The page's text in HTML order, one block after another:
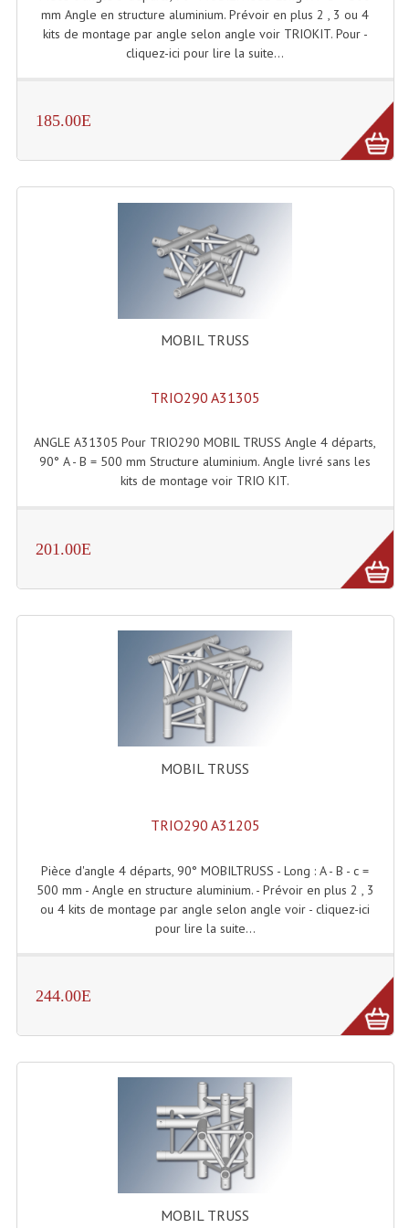
Projecteurs Poursuite
Projecteurs Théatre: Plan Convexe Fresnel
Câblage Electrique
Câble Rallonge DMX512 MIDI
Câble Multi-Paires Audio
Adaptateurs Audio
Pieces Détachées Sav
Public-Adress
Accessoires Public-Adress L100V
Enceintes Murales (Ligne 100V 16 - 8 Ohm)
Hp À Chambre De Compression
Lecteurs Mp3 Et CDs Sources
Système D'audio Guide
Système D'interprétation Simultanée
Système De Conférence
Système Visite Guidée
Sonorisation Securité EN-54
mm Angle en structure aluminium. Prévoir en plus 2 , 3 ou 4
kits de montage par angle selon angle voir TRIOKIT. Pour -
cliquez-ici pour lire la suite...
185.00E
MOBIL TRUSS
TRIO290 A31305
ANGLE A31305 Pour TRIO290 MOBIL TRUSS Angle 4 départs,
90° A - B = 500 mm Structure aluminium. Angle livré sans les
kits de montage voir TRIO KIT.
201.00E
MOBIL TRUSS
TRIO290 A31205
Pièce d'angle 4 départs, 90° MOBILTRUSS - Long : A - B - c =
500 mm - Angle en structure aluminium. - Prévoir en plus 2 , 3
ou 4 kits de montage par angle selon angle voir - cliquez-ici
pour lire la suite...
244.00E
MOBIL TRUSS